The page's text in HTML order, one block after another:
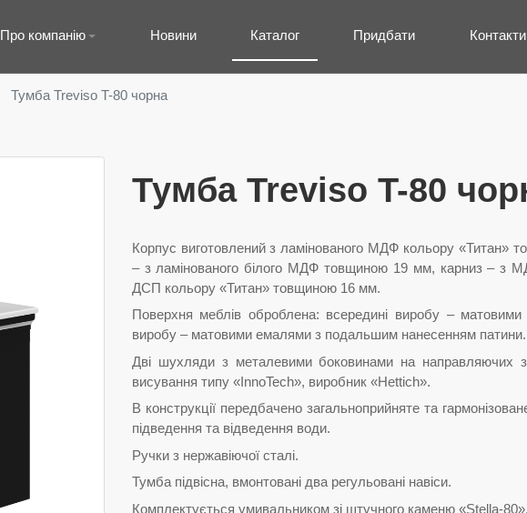
Про компанію Новини Каталог Придбати Контакти
Тумба Treviso T-80 чорна
Тумба Treviso T-80
Корпус виготовлений з ламінованого МДФ кольору
– з ламінованого білого МДФ товщиною 19 мм, карниз –
ДСП кольору «Титан» товщиною 16 мм.
Поверхня меблів оброблена: всередині виробу –
виробу – матовими емалями з подальшим нанесенням патини.
Дві шухляди з металевими боковинами на направляючих
висування типу «InnoTech», виробник «Hettich».
В конструкції передбачено загальноприйняте та
підведення та відведення води.
Ручки з нержавіючої сталі.
Тумба підвісна, вмонтовані два регульовані навіси.
Комплектується умивальником зі штучного каменю «Stella-